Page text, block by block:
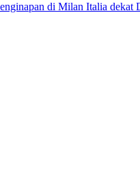
di Milan Italia dekat